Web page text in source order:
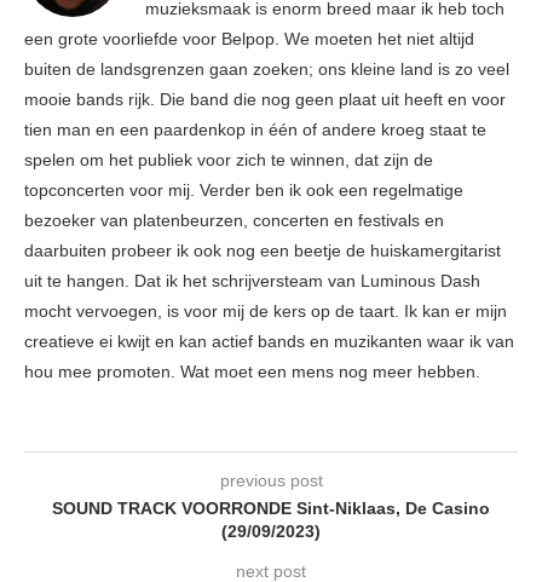
muzieksmaak is enorm breed maar ik heb toch
een grote voorliefde voor Belpop. We moeten het niet altijd
buiten de landsgrenzen gaan zoeken; ons kleine land is zo veel
mooie bands rijk. Die band die nog geen plaat uit heeft en voor
tien man en een paardenkop in één of andere kroeg staat te
spelen om het publiek voor zich te winnen, dat zijn de
topconcerten voor mij. Verder ben ik ook een regelmatige
bezoeker van platenbeurzen, concerten en festivals en
daarbuiten probeer ik ook nog een beetje de huiskamergitarist
uit te hangen. Dat ik het schrijversteam van Luminous Dash
mocht vervoegen, is voor mij de kers op de taart. Ik kan er mijn
creatieve ei kwijt en kan actief bands en muzikanten waar ik van
hou mee promoten. Wat moet een mens nog meer hebben.
previous post
SOUND TRACK VOORRONDE Sint-Niklaas, De Casino
(29/09/2023)
next post